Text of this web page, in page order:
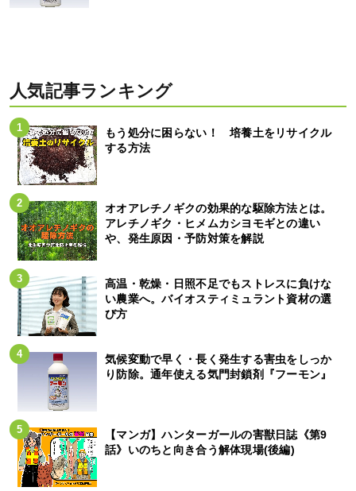
人気記事ランキング
もう処分に困らない！ 培養土をリサイクル
する方法
オオアレチノギクの効果的な駆除方法とは。
アレチノギク・ヒメムカシヨモギとの違い
や、発生原因・予防対策を解説
高温・乾燥・日照不足でもストレスに負けな
い農業へ。バイオスティミュラント資材の選
び方
気候変動で早く・長く発生する害虫をしっか
り防除。通年使える気門封鎖剤『フーモン』
【マンガ】ハンターガールの害獣日誌《第9
話》いのちと向き合う解体現場(後編)